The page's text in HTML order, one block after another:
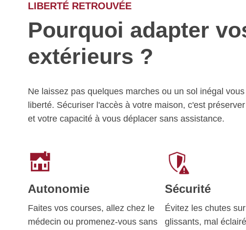
LIBERTÉ RETROUVÉE
Pourquoi adapter
extérieurs ?
Ne laissez pas quelques marches ou un sol inégal
liberté. Sécuriser l'accès à votre maison, c'est
et votre capacité à vous déplacer sans assistance.
Autonomie
Faites vos courses, allez chez le
médecin ou promenez-vous sans
Sécurité
Évitez les chutes
glissants, mal